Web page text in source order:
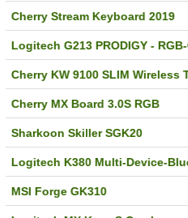
Cherry Stream Keyboard 2019
Logitech G213 PRODIGY -
Cherry KW 9100 SLIM Wireless
Cherry MX Board 3.0S RGB
Sharkoon Skiller SGK20
Logitech K380 Multi-Device-
MSI Forge GK310